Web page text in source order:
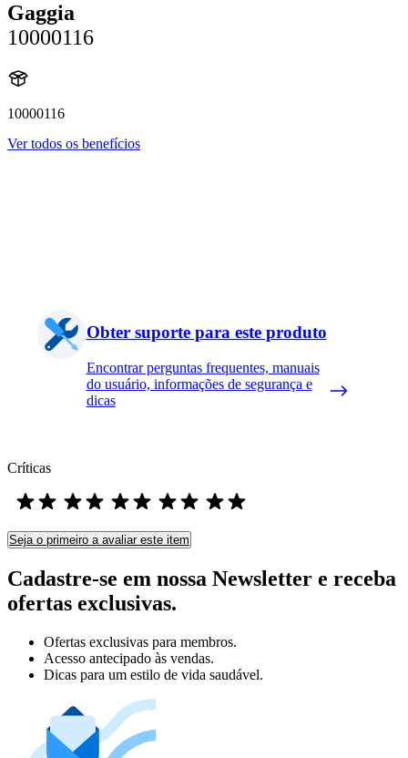
Gaggia
10000116
10000116
Ver todos os benefícios
Obter suporte para este produto
Encontrar perguntas frequentes, manuais
do usuário, informações de segurança e
dicas
Críticas
Seja o primeiro a avaliar este item
Cadastre-se em nossa Newsletter e receba
ofertas exclusivas.
Ofertas exclusivas para membros.
Acesso antecipado às vendas.
Dicas para um estilo de vida saudável.